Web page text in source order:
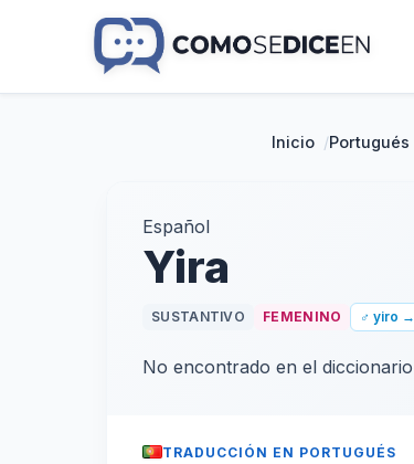
Inicio /Portugués
Español
Yira
SUSTANTIVO FEMENINO ♂ yiro →
No encontrado en el diccionario
TRADUCCIÓN EN PORTUGUÉS